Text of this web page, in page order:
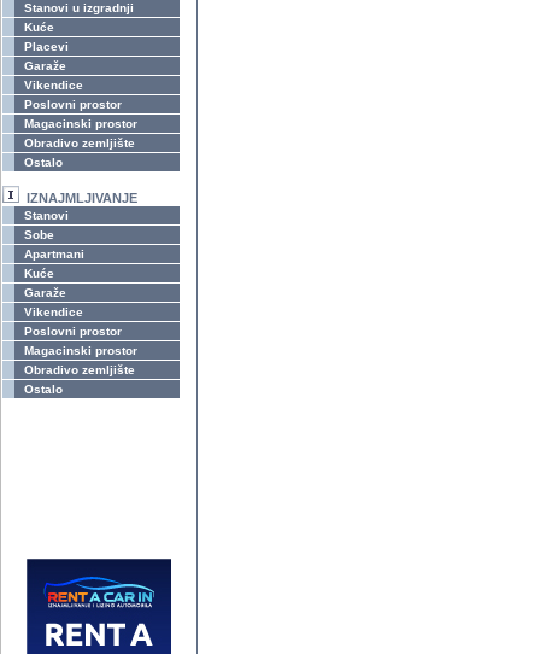
Stanovi u izgradnji
Kuće
Placevi
Garaže
Vikendice
Poslovni prostor
Magacinski prostor
Obradivo zemljište
Ostalo
IZNAJMLJIVANJE
Stanovi
Sobe
Apartmani
Kuće
Garaže
Vikendice
Poslovni prostor
Magacinski prostor
Obradivo zemljište
Ostalo